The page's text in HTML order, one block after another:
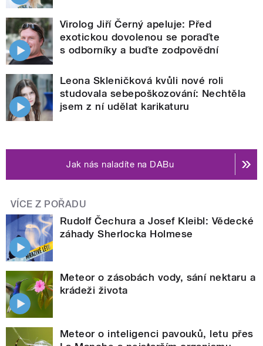
Virolog Jiří Černý apeluje: Před
exotickou dovolenou se poraďte
s odborníky a buďte zodpovědní
Leona Skleničková kvůli nové roli
studovala sebepoškozování: Nechtěla
jsem z ní udělat karikaturu
Jak nás naladíte na DABu
VÍCE Z POŘADU
Rudolf Čechura a Josef Kleibl: Vědecké
záhady Sherlocka Holmese
Meteor o zásobách vody, sání nektaru a
krádeži života
Meteor o inteligenci pavouků, letu přes